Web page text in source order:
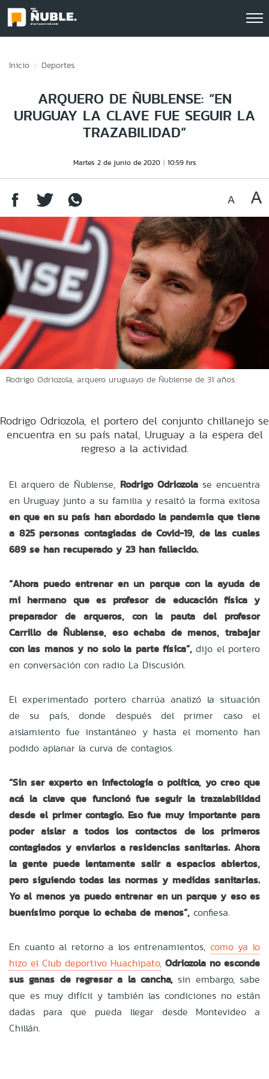
Inicio Deportes
ARQUERO DE ÑUBLENSE: “EN
URUGUAY LA CLAVE FUE SEGUIR LA
TRAZABILIDAD”
Martes 2 de junio de 2020 10:59 hrs
Rodrigo Odriozola, arquero uruguayo de Ñublense de 31 años.
Rodrigo Odriozola, el portero del conjunto chillanejo se
encuentra en su país natal, Uruguay a la espera del
regreso a la actividad.
El arquero de Ñublense, Rodrigo Odriozolase encuentra
en Uruguay junto a su familia y resaltó la forma exitosa
en que en su país han abordado la pandemia que tiene
a 825 personas contagiadas de Covid-19, de las cuales
689 se han recuperado y 23 han fallecido.
“Ahora puedo entrenar en un parque con la ayuda de
mi hermano que es profesor de educación física y
preparador de arqueros, con la pauta del profesor
Carrillo de Ñublense, eso echaba de menos, trabajar
con las manos y no solo la parte física”,dijo el portero
en conversación con radio La Discusión.
El experimentado portero charrúa analizó la situación
de su país, donde después del primer caso el
aislamiento fue instantáneo y hasta el momento han
podido aplanar la curva de contagios.
“Sin ser experto en infectología o política, yo creo que
acá la clave que funcionó fue seguir la trazalabilidad
desde el primer contagio. Eso fue muy importante para
poder aislar a todos los contactos de los primeros
contagiados y enviarlos a residencias sanitarias. Ahora
la gente puede lentamente salir a espacios abiertos,
pero siguiendo todas las normas y medidas sanitarias.
Yo al menos ya puedo entrenar en un parque y eso es
buenísimo porque lo echaba de menos”, confiesa.
En cuanto al retorno a los entrenamientos, como ya lo
hizo el Club deportivo Huachipato, Odriozola no esconde
sus ganas de regresar a la cancha, sin embargo, sabe
que es muy difícil y también las condiciones no están
dadas para que pueda llegar desde Montevideo a
Chillán.